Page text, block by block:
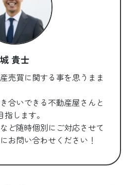
貴士
売買に関する事を思うまま
合いできる不動産屋さんと
します。
ど随時個別にご対応させて
お問い合わせください！